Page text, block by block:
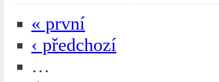
« první
‹ předchozí
…